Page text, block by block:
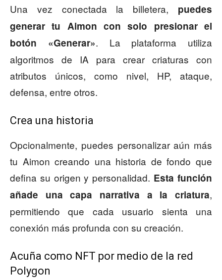
Una vez conectada la billetera, puedes
generar tu Aimon con solo presionar el
botón «Generar». La plataforma utiliza
algoritmos de IA para crear criaturas con
atributos únicos, como nivel, HP, ataque,
defensa, entre otros.
Crea una historia
Opcionalmente, puedes personalizar aún más
tu Aimon creando una historia de fondo que
defina su origen y personalidad. Esta función
añade una capa narrativa a la criatura,
permitiendo que cada usuario sienta una
conexión más profunda con su creación.
Acuña como NFT por medio de la red
Polygon